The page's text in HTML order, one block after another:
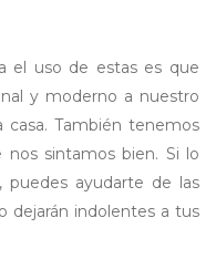
el uso de estas es que
y moderno a nuestro
También tenemos
sintamos bien. Si lo
ayudarte de las
dejarán indolentes a tus